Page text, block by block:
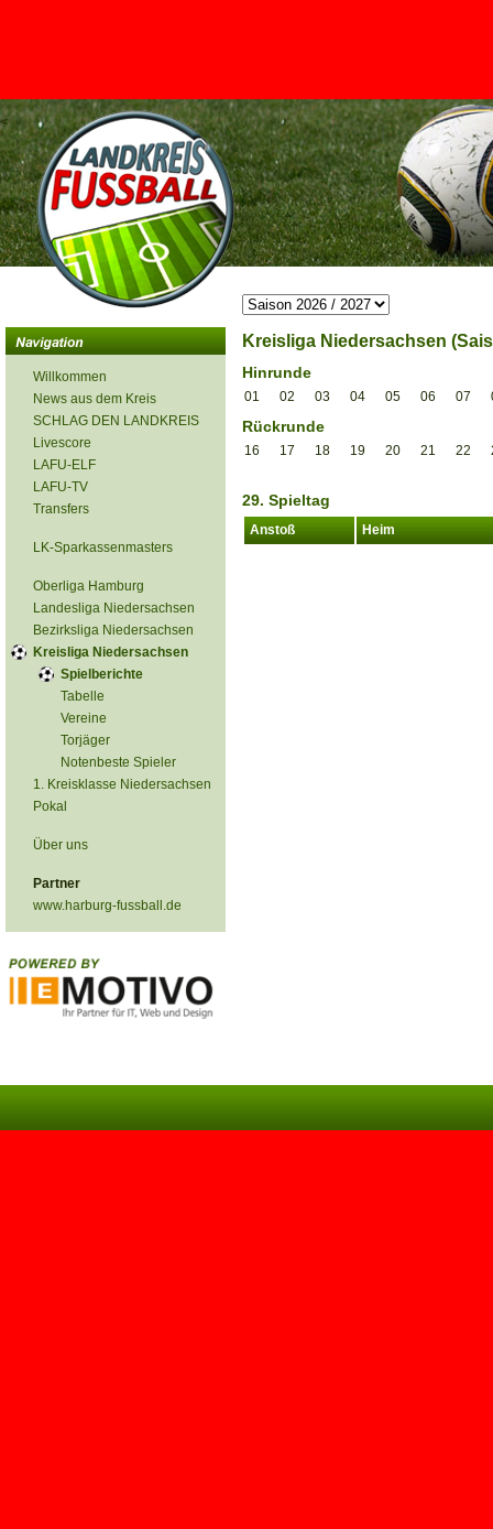
<
Willkommen
News aus dem Kreis
SCHLAG DEN LANDKREIS
Livescore
LAFU-ELF
LAFU-TV
Transfers
LK-Sparkassenmasters
Oberliga Hamburg
Landesliga Niedersachsen
Bezirksliga Niedersachsen
Kreisliga Niedersachsen
Spielberichte
Tabelle
Vereine
Torjäger
Notenbeste Spieler
1. Kreisklasse Niedersachsen
Pokal
Über uns
Partner
www.harburg-fussball.de
Kreisliga Niedersachsen
Hinrunde
01 02 03 04 05 06 07
Rückrunde
16 17 18 19 20 21 22
29. Spieltag
Anstoß Heim